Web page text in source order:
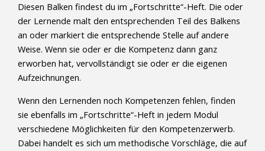
Diesen Balken findest du im „Fortschritte“-Heft. Die oder
der Lernende malt den entsprechenden Teil des Balkens
an oder markiert die entsprechende Stelle auf andere
Weise. Wenn sie oder er die Kompetenz dann ganz
erworben hat, vervollständigt sie oder er die eigenen
Aufzeichnungen.
Wenn den Lernenden noch Kompetenzen fehlen, finden
sie ebenfalls im „Fortschritte“-Heft in jedem Modul
verschiedene Möglichkeiten für den Kompetenzerwerb.
Dabei handelt es sich um methodische Vorschläge, die auf